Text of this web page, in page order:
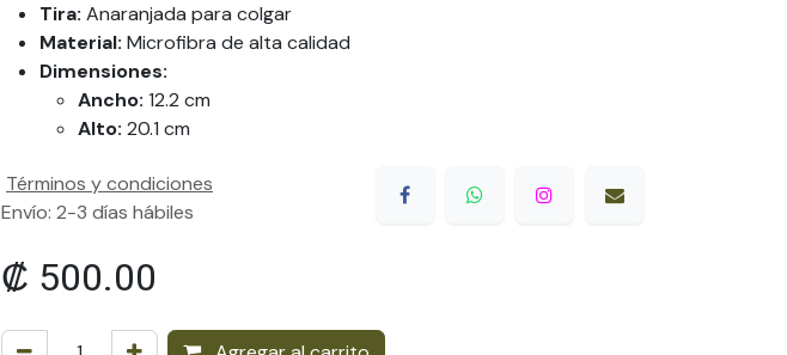
Tira: Anaranjada para colgar
Material: Microfibra de alta calidad
Dimensiones:
Ancho: 12.2 cm
Alto: 20.1 cm
₡ 500.00
Términos y condiciones
Envío: 2-3 días hábiles